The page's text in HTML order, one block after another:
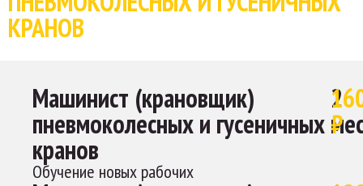
КРАНОВ
Машинист (крановщик)
пневмоколесных и гусеничных
кранов
Обучение новых рабочих
2
₽